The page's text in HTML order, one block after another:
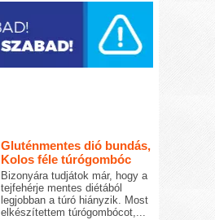
Gluténmentes dió bundás,
Kolos féle túrógombóc
Bizonyára tudjátok már, hogy a
tejfehérje mentes diétából
legjobban a túró hiányzik. Most
elkészítettem túrógombócot,...